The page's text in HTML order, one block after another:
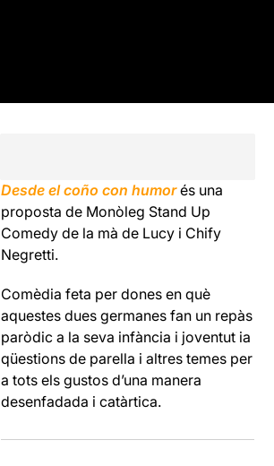
Desde el coño con humorés una
proposta de Monòleg Stand Up
Comedy de la mà de Lucy i Chify
Negretti.
Comèdia feta per dones en què
aquestes dues germanes fan un repàs
paròdic a la seva infància i joventut ia
qüestions de parella i altres temes per
a tots els gustos d’una manera
desenfadada i catàrtica.